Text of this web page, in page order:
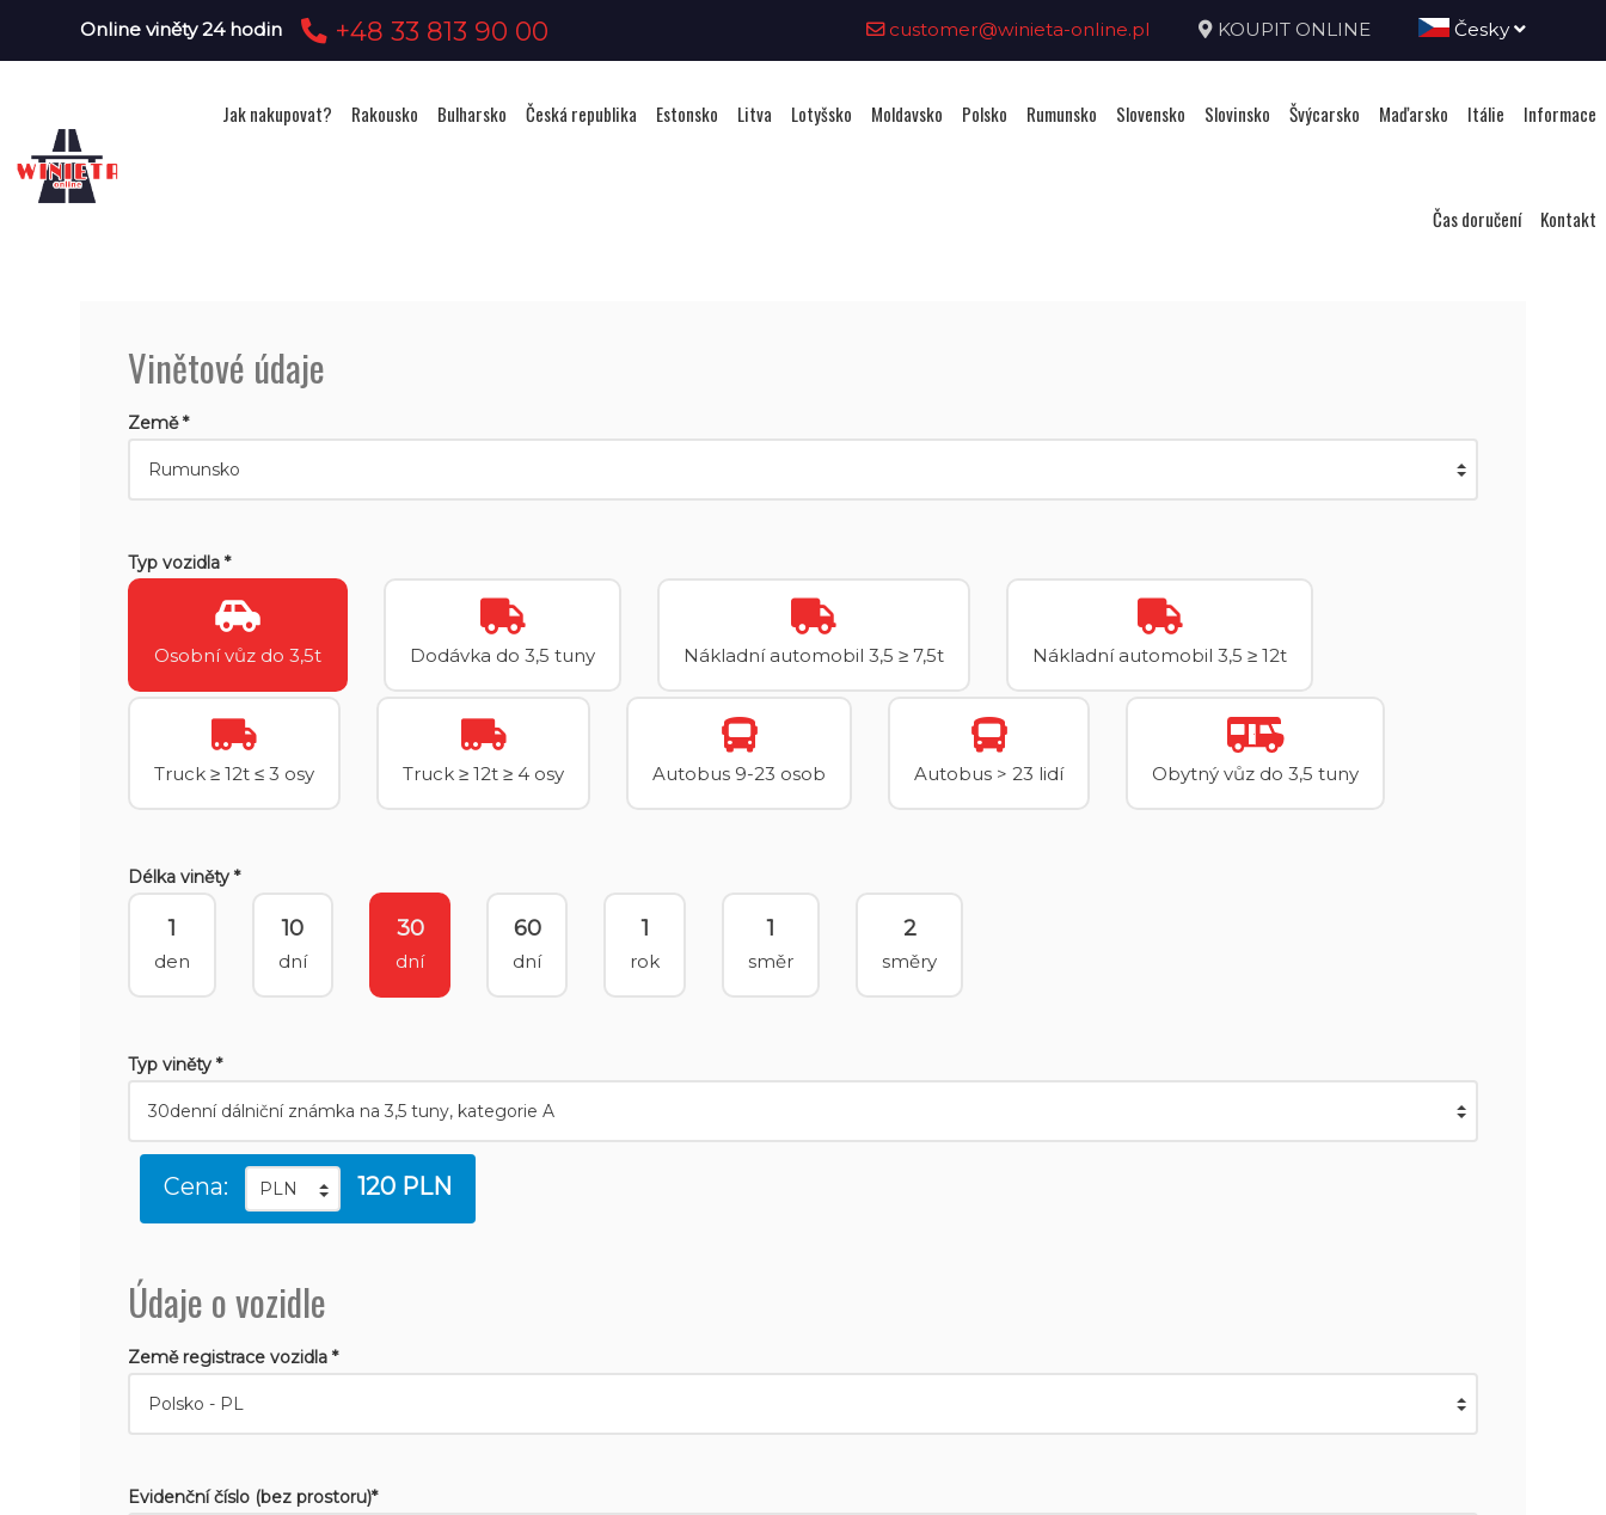
Online viněty 24 hodin +48 33 813 90 00 customer@winieta-online.pl KOUPIT ONLINE Česky
Jak nakupovat? Rakousko Bulharsko Česká republika Estonsko Litva Lotyšsko Moldavsko Polsko Rumunsko Slovensko Slovinsko Švýcarsko Maďarsko Itálie Informace
Čas doručení Kontakt
Vinětové údaje
Země *
Typ vozidla *
Osobní vůz do 3,5t Dodávka do 3,5 tuny Nákladní automobil 3,5 ≥ 7,5t Nákladní automobil 3,5 ≥ 12t
Truck ≥ 12t ≤ 3 osy Truck ≥ 12t ≥ 4 osy Autobus 9-23 osob Autobus > 23 lidí Obytný vůz do 3,5 tuny
Délka viněty *
1
den
10
dní
30
dní
60
dní
1
rok
1
směr
2
směry
Typ viněty *
Cena: 120 PLN
Údaje o vozidle
Země registrace vozidla *
Evidenční číslo (bez prostoru)*